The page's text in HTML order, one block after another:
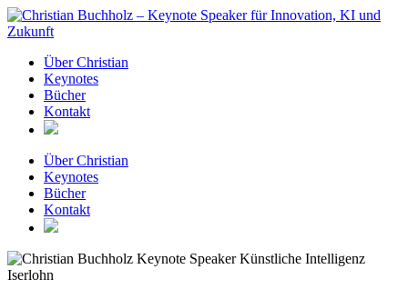
Zum
Inhalt
Über Christian
Keynotes
Bücher
Kontakt
Über Christian
Keynotes
Bücher
Kontakt